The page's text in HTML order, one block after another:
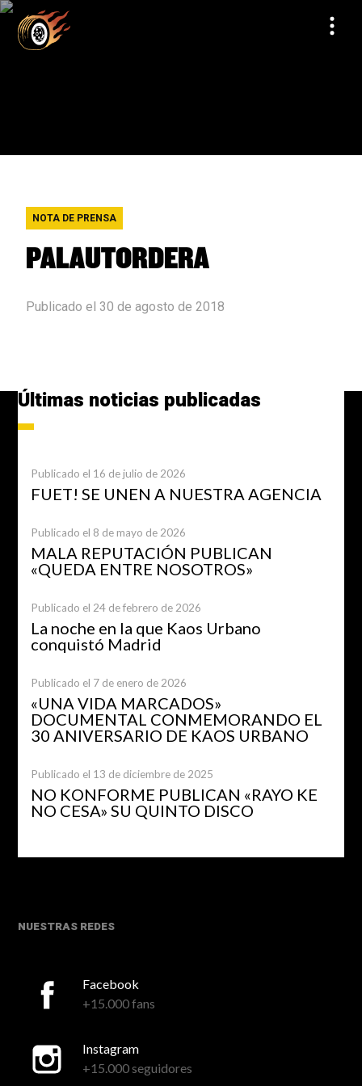
NOTA DE PRENSA
PALAUTORDERA
Publicado el 30 de agosto de 2018
Últimas noticias publicadas
Publicado el 16 de julio de 2026
FUET! SE UNEN A NUESTRA AGENCIA
Publicado el 8 de mayo de 2026
MALA REPUTACIÓN PUBLICAN
«QUEDA ENTRE NOSOTROS»
Publicado el 24 de febrero de 2026
La noche en la que Kaos Urbano
conquistó Madrid
Publicado el 7 de enero de 2026
«UNA VIDA MARCADOS»
DOCUMENTAL CONMEMORANDO EL
30 ANIVERSARIO DE KAOS URBANO
Publicado el 13 de diciembre de 2025
NO KONFORME PUBLICAN «RAYO KE
NO CESA» SU QUINTO DISCO
NUESTRAS REDES
Facebook
+15.000 fans
Instagram
+15.000 seguidores